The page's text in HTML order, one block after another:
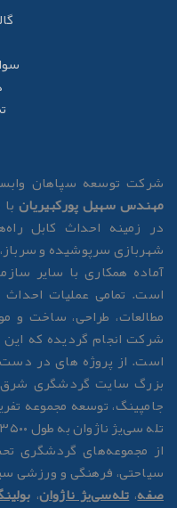
شرکت توسعه سپاهان
مهندس سهیل پورکبیریانبا
در زمینه احداث کابل
شهربازی سرپوشیده و سرباز،
آماده همکاری با سایر
است. تمامی عملیات احداث و
مطالعات، طراحی، ساخت و
شرکت انجام گردیده که این
است. از پروژه های در دست
بزرگ سایت گردشگری شرق
جامپینگ، توسعه مجموعه
تله سی‌یژ ناژوان به طول ۳۵۰۰متر اشاره نمود.
از مجموعه‌های گردشگری
سیاحتی، فرهنگی و ورزشی
،تله‌سی‌یژ ناژوان،